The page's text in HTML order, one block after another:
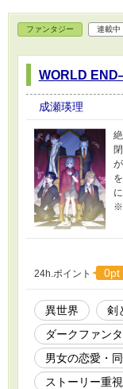
ファンタジー 連載中
WORLD
成瀬瑛理
24h.ポイント 0pt
異世界 剣
ダークファン
男女の恋愛・
ストーリー重視